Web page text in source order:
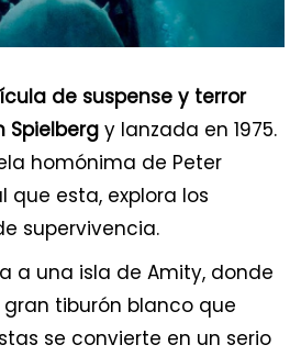
de suspense y terror
Spielberg y lanzada en 1975.
homónima de Peter
que esta, explora los
supervivencia.
a una isla de Amity, donde
tiburón blanco que
se convierte en un serio